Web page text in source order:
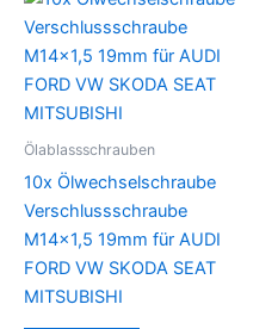
Ölablassschrauben
10x Ölwechselschraube
Verschlussschraube
M14x1,5 19mm für AUDI
FORD VW SKODA SEAT
MITSUBISHI